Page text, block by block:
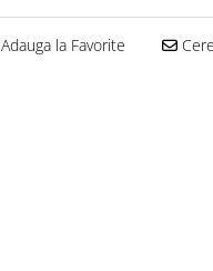
Adauga la Favorite